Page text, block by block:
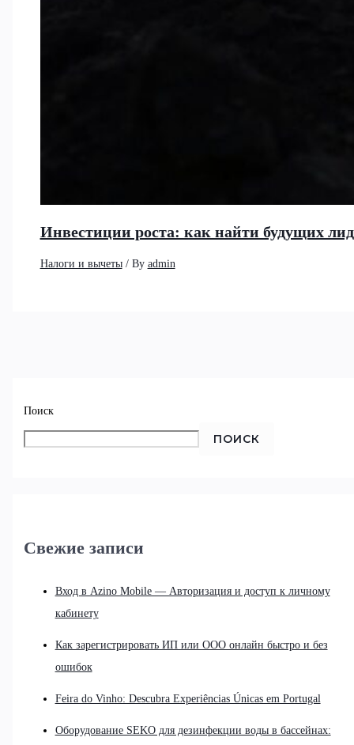
Поиск
ПОИСК
Свежие записи
Вход в Azino Mobile — Авторизация и доступ к личному
кабинету
Как зарегистрировать ИП или ООО онлайн быстро и без
ошибок
Feira do Vinho: Descubra Experiências Únicas em Portugal
Оборудование SEKO для дезинфекции воды в бассейнах:
Инвестиции роста: как найти будущих
Налоги и вычеты/ By admin